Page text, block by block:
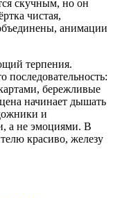
скучным, но он
чистая,
анимации
терпения.
бережливые
начинает дышать
и
а не эмоциями. В
красиво, железу